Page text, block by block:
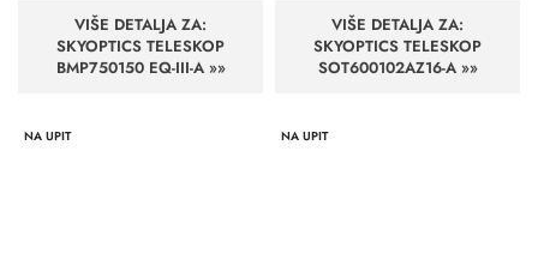
VIŠE DETALJA ZA:
SKYOPTICS TELESKOP
BMP750150 EQ-III-A »»
VIŠE DETALJA ZA:
SKYOPTICS TELESKOP
SOT600102AZ16-A »»
NA UPIT NA UPIT